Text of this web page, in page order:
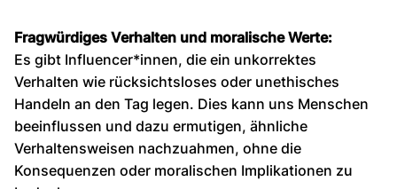
Fragwürdiges Verhalten und moralische Werte:
Es gibt Influencer*innen, die ein unkorrektes
Verhalten wie rücksichtsloses oder unethisches
Handeln an den Tag legen. Dies kann uns Menschen
beeinflussen und dazu ermutigen, ähnliche
Verhaltensweisen nachzuahmen, ohne die
Konsequenzen oder moralischen Implikationen zu